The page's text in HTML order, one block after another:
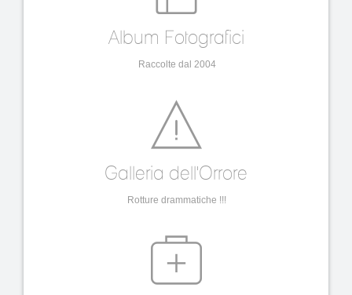
Album Fotografici
Raccolte dal 2004
Galleria dell'Orrore
Rotture drammatiche !!!